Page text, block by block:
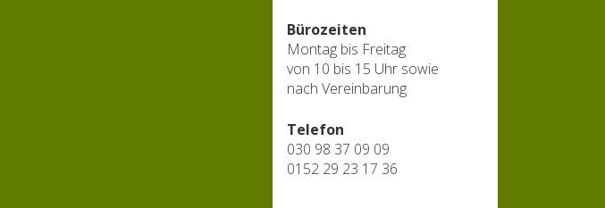
Bürozeiten
Montag bis Freitag
von 10 bis 15 Uhr sowie
nach Vereinbarung
Telefon
030 98 37 09 09
0152 29 23 17 36